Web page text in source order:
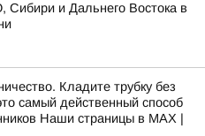
Сибири и Дальнего Востока в
Кладите трубку без
самый действенный способ
Наши страницы в MAX |